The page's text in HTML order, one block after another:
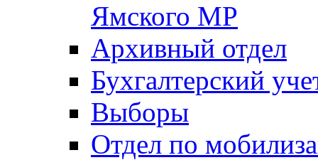
Ямского МР
Архивный отдел
Бухгалтерский
Выборы
Отдел по